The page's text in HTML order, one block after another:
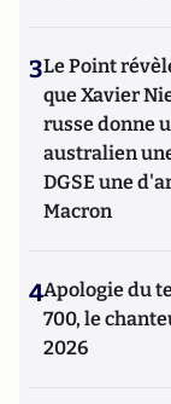
3Le Point
que Xavier
russe donne
australien
DGSE une
Macron
4Apologie du
700, le
2026